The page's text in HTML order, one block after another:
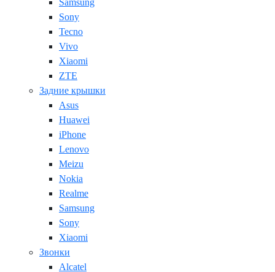
Samsung
Sony
Tecno
Vivo
Xiaomi
ZTE
Задние крышки
Asus
Huawei
iPhone
Lenovo
Meizu
Nokia
Realme
Samsung
Sony
Xiaomi
Звонки
Alcatel